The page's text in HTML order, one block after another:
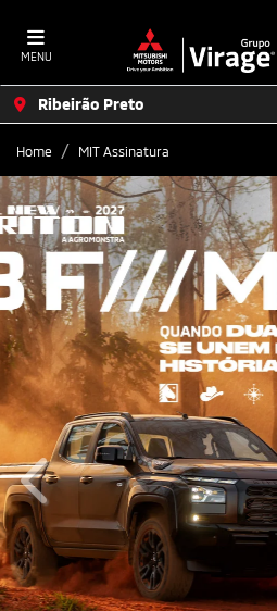
MENU
Ribeirão Preto
Home MIT Assinatura
templates.template-